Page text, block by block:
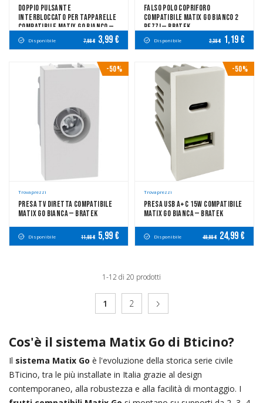
Doppio Pulsante
Interbloccato Per Tapparelle
Compatibile Matix Go Bianco —
BratekDisponibile 7,98 € 3,99 €
Falso Polo Copriforo
Compatibile Matix Go Bianco 2
Pezzi — Bratek
Disponibile 2,38 € 1,19 €
Trovaprezzi
Presa TV Diretta Compatibile
Matix Go Bianca — Bratek
Disponibile 11,98 €
-50%
5,99 €
Trovaprezzi
Presa USB A+C 15W Compatibile
Matix Go Bianca — Bratek
Disponibile 49,98 €
-50%
24,99 €
1-12 di 20 prodotti
1 2
Cos'è il sistema Matix Go di Bticino?
Il sistema Matix Go è l'evoluzione della storica serie civile
BTicino, tra le più installate in Italia grazie al design
contemporaneo, alla robustezza e alla facilità di montaggio. I